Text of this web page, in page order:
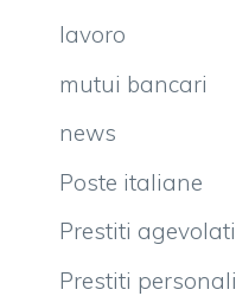
lavoro
mutui bancari
news
Poste italiane
Prestiti agevolati
Prestiti personali